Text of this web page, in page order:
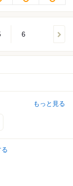
6
もっと見る